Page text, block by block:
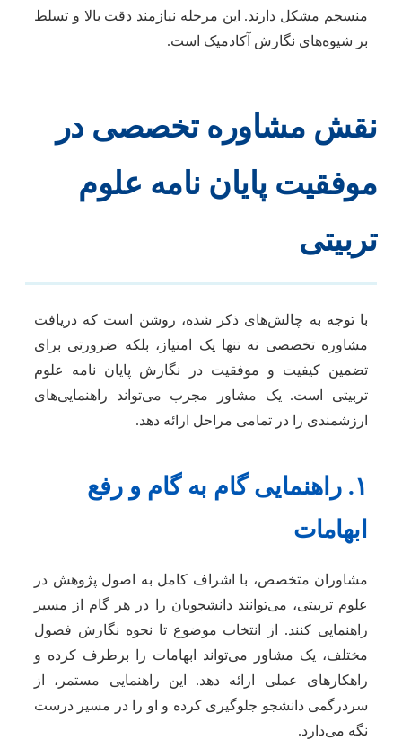
منسجم مشکل دارند. این مرحله نیازمند دقت بالا و تسلط
بر شیوه‌های نگارش آکادمیک است.
نقش مشاوره تخصصی در
موفقیت پایان نامه علوم
تربیتی
با توجه به چالش‌های ذکر شده، روشن است که دریافت
مشاوره تخصصی نه تنها یک امتیاز، بلکه ضرورتی برای
تضمین کیفیت و موفقیت در نگارش پایان نامه علوم
تربیتی است. یک مشاور مجرب می‌تواند راهنمایی‌های
ارزشمندی را در تمامی مراحل ارائه دهد.
۱. راهنمایی گام به گام و رفع
ابهامات
مشاوران متخصص، با اشراف کامل به اصول پژوهش در
علوم تربیتی، می‌توانند دانشجویان را در هر گام از مسیر
راهنمایی کنند. از انتخاب موضوع تا نحوه نگارش فصول
مختلف، یک مشاور می‌تواند ابهامات را برطرف کرده و
راهکارهای عملی ارائه دهد. این راهنمایی مستمر، از
سردرگمی دانشجو جلوگیری کرده و او را در مسیر درست
نگه می‌دارد.